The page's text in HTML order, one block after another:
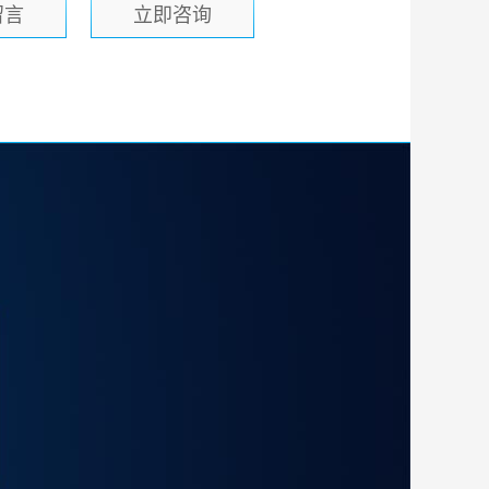
立即咨询